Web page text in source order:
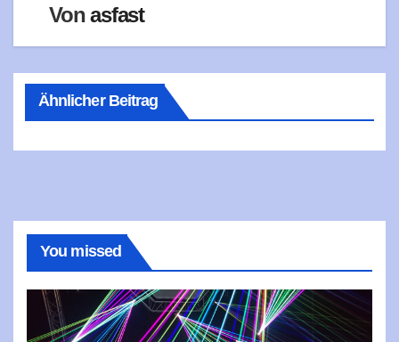
Vonasfast
Ähnlicher Beitrag
You missed